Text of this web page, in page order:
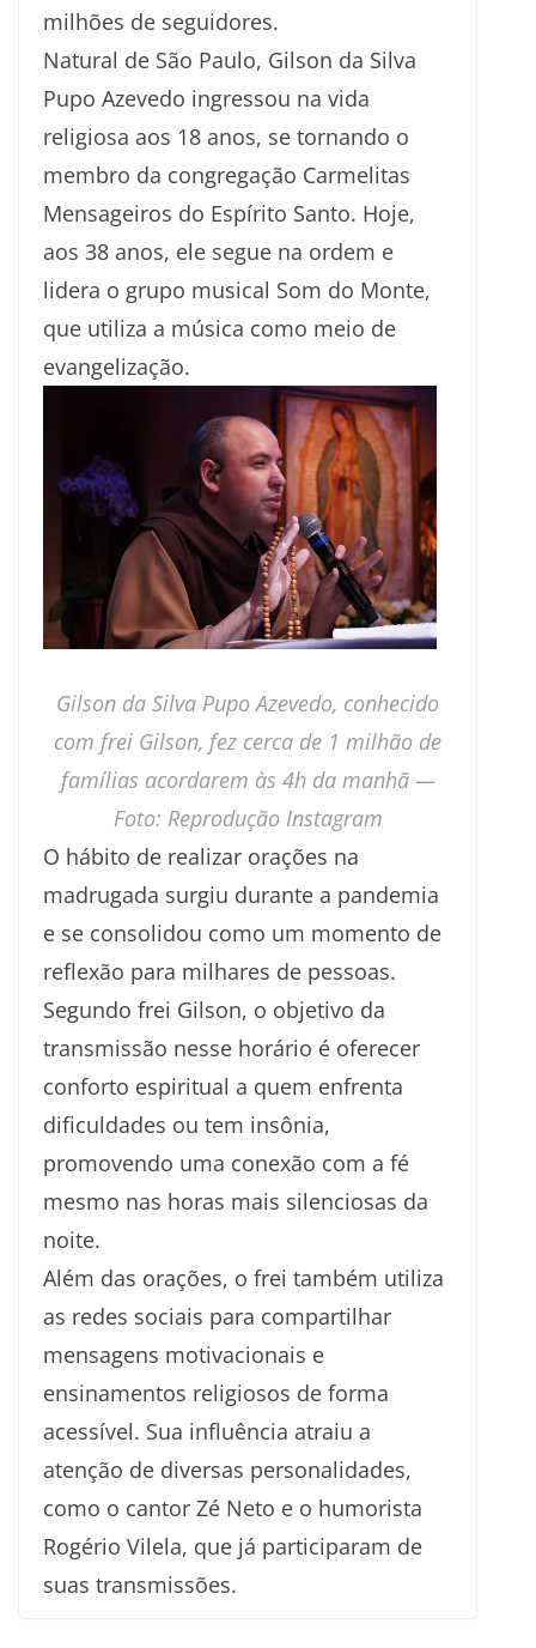
milhões de seguidores.
Natural de São Paulo, Gilson da Silva
Pupo Azevedo ingressou na vida
religiosa aos 18 anos, se tornando o
membro da congregação Carmelitas
Mensageiros do Espírito Santo. Hoje,
aos 38 anos, ele segue na ordem e
lidera o grupo musical Som do Monte,
que utiliza a música como meio de
evangelização.
Gilson da Silva Pupo Azevedo, conhecido
com frei Gilson, fez cerca de 1 milhão de
famílias acordarem às 4h da manhã —
Foto: Reprodução Instagram
O hábito de realizar orações na
madrugada surgiu durante a pandemia
e se consolidou como um momento de
reflexão para milhares de pessoas.
Segundo frei Gilson, o objetivo da
transmissão nesse horário é oferecer
conforto espiritual a quem enfrenta
dificuldades ou tem insônia,
promovendo uma conexão com a fé
mesmo nas horas mais silenciosas da
noite.
Além das orações, o frei também utiliza
as redes sociais para compartilhar
mensagens motivacionais e
ensinamentos religiosos de forma
acessível. Sua influência atraiu a
atenção de diversas personalidades,
como o cantor Zé Neto e o humorista
Rogério Vilela, que já participaram de
suas transmissões.